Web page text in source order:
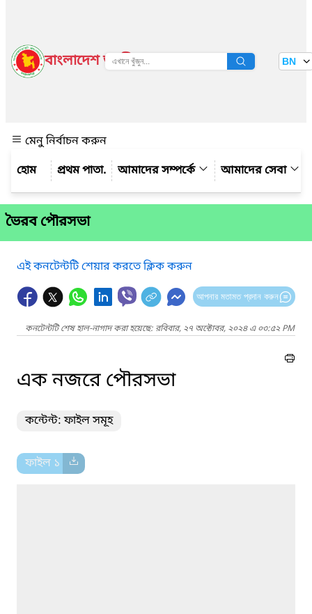
বাংলাদেশ জাতীয় তথ্য বাতায়ন BN
মেনু নির্বাচন করুন
প্রথম পাতা.
আমাদের সম্পর্কে আমাদের সেবা
ভৈরব পৌরসভা
এই কনটেন্টটি শেয়ার করতে ক্লিক করুন
আপনার মতামত প্রদান করুন
কনটেন্টটি শেষ হাল-নাগাদ করা হয়েছে: রবিবার, ২৭ অক্টোবর, ২০২৪ এ ০৩:৫২ PM
এক নজরে পৌরসভা
কন্টেন্ট: ফাইল সমূহ
ফাইল ১